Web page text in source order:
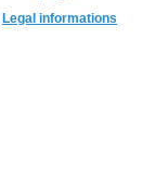
Legal informations